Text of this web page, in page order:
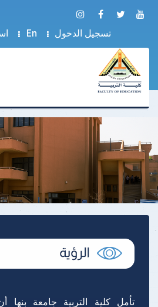
تسجيل الدخول En
تأمل كلية التربية جامعة